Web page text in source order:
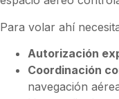
Para volar ahí
Autorización
Coordinación
navegación